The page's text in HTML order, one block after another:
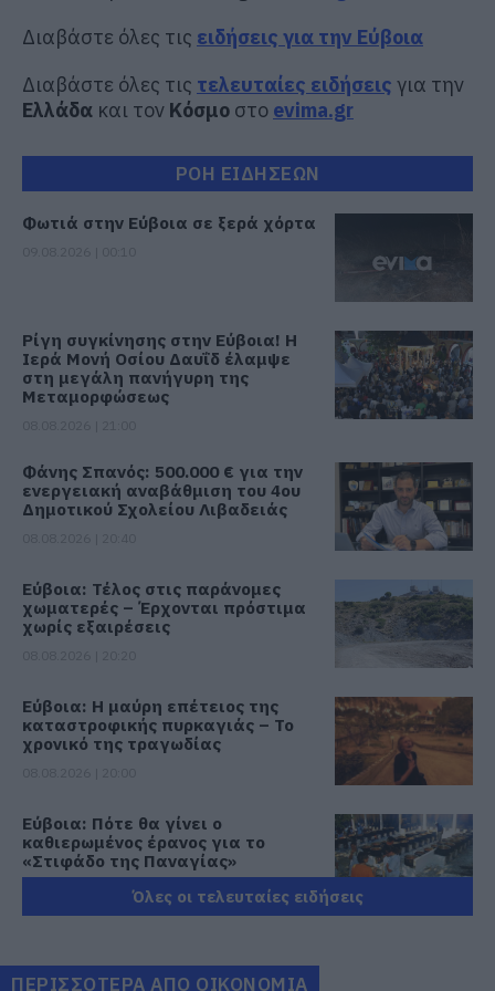
Διαβάστε όλες τις ειδήσεις για την Εύβοια
Διαβάστε όλες τις τελευταίες ειδήσεις για την
Ελλάδα και τον Κόσμο στο evima.gr
ΡΟΗ ΕΙΔΗΣΕΩΝ
Φωτιά στην Εύβοια σε ξερά χόρτα
Ρίγη συγκίνησης στην Εύβοια! Η
Ιερά Μονή Οσίου Δαυΐδ έλαμψε
στη μεγάλη πανήγυρη της
Μεταμορφώσεως
Φάνης Σπανός: 500.000 € για την
ενεργειακή αναβάθμιση του 4ου
Δημοτικού Σχολείου Λιβαδειάς
Εύβοια: Τέλος στις παράνομες
χωματερές – Έρχονται πρόστιμα
χωρίς εξαιρέσεις
Εύβοια: Η μαύρη επέτειος της
καταστροφικής πυρκαγιάς – Το
χρονικό της τραγωδίας
Εύβοια: Πότε θα γίνει ο
καθιερωμένος έρανος για το
«Στιφάδο της Παναγίας»
08.08.2026 | 19:40
στη Θεσσαλονίκη
Όλες οι τελευταίες ειδήσεις
ΠΕΡΙΣΣΟΤΕΡΑ ΑΠΟ ΟΙΚΟΝΟΜΙΑ